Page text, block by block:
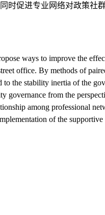
时促进专业网络对政策社
ways to improve the
office. By methods of
the stability inertia of the
governance from the
among professional
of the supportive